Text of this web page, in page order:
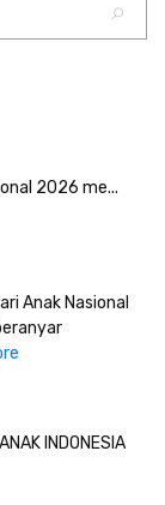
2026 me...
Anak Nasional
INDONESIA